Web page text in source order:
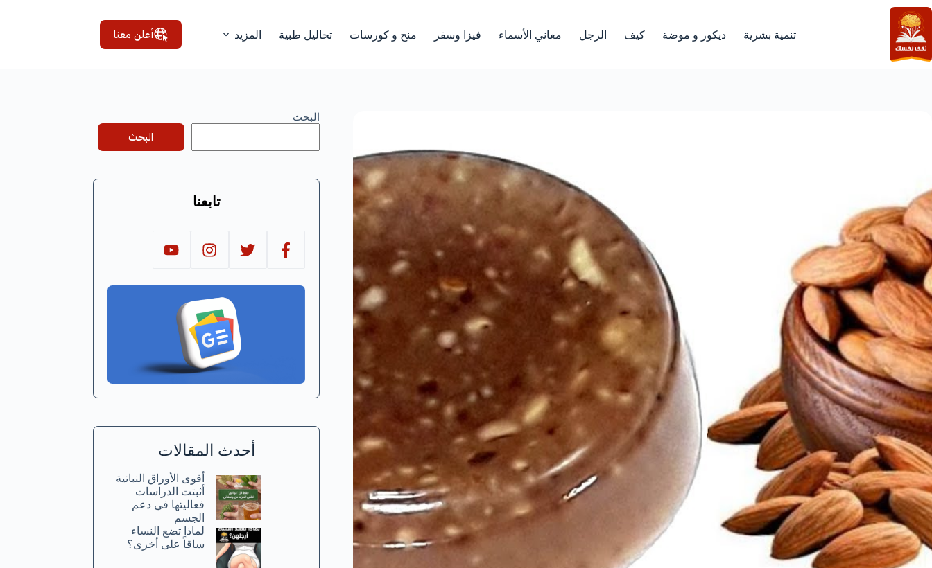
التجاوز
إلى
المحتوى
تنمية بشرية ديكور و موضة كيف الرجل معاني الأسماء فيزا وسفر منح و كورسات تحاليل طبية المزيد أعلن معنا
البحث
البحث
تابعنا
أحدث المقالات
أقوى الأوراق النباتية
أثبتت الدراسات
فعاليتها في دعم
الجسم
لماذا تضع النساء
ساقاً على أخرى؟